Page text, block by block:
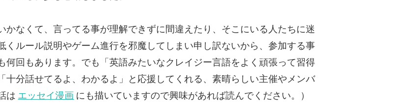
かなくて、言ってる事が理解できずに間違えたり、そこにいる人たちに迷
くルール説明やゲーム進行を邪魔してしまい申し訳ないから、参加する事
何回もあります。でも「英語みたいなクレイジー言語をよく頑張って習得
十分話せてるよ、わかるよ」と応援してくれる、素晴らしい主催やメンバ
は エッセイ漫画 にも描いていますので興味があれば読んでください。）